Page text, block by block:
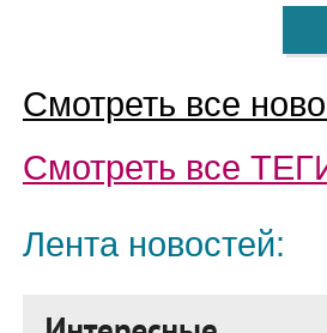
Смотреть все
Смотреть все
Лента новостей: